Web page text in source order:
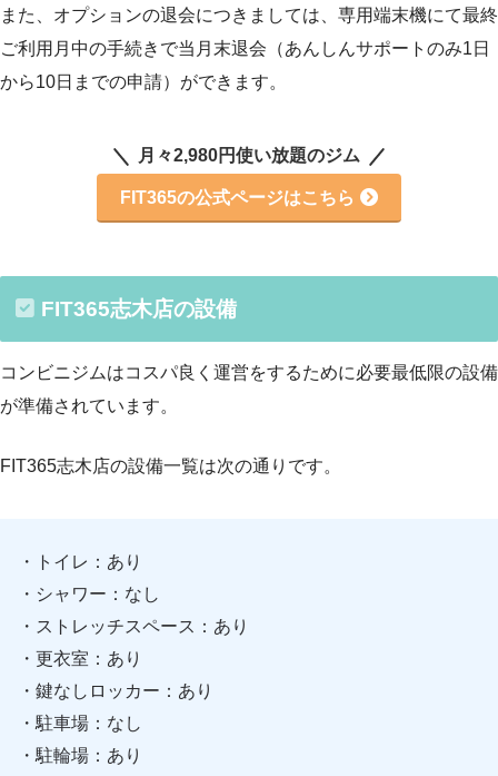
また、オプションの退会につきましては、専用端末機にて最終
ご利用月中の手続きで当月末退会（あんしんサポートのみ1日
から10日までの申請）ができます。
月々2,980円使い放題のジム
FIT365の公式ページはこちら
FIT365志木店の設備
コンビニジムはコスパ良く運営をするために必要最低限の設備
が準備されています。
FIT365志木店の設備一覧は次の通りです。
・トイレ：あり
・シャワー：なし
・ストレッチスペース：あり
・更衣室：あり
・鍵なしロッカー：あり
・駐車場：なし
・駐輪場：あり